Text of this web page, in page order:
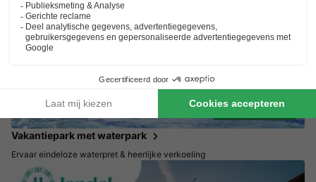
Vakantiepark met waterpark
Ervaar eindeloze waterpret & heerlijke verkoeling